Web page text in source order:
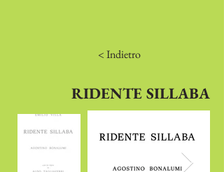
< Indietro
RIDENTE SILLABA